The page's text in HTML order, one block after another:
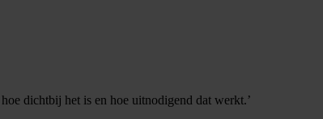
dichtbij het is en hoe uitnodigend dat werkt.’